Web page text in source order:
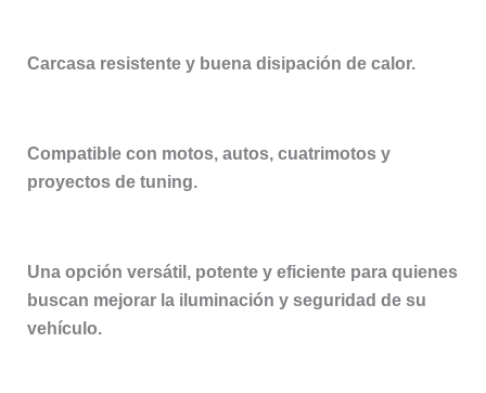
Carcasa resistente y buena disipación de calor.
Compatible con motos, autos, cuatrimotos y
proyectos de tuning.
Una opción versátil, potente y eficiente para quienes
buscan mejorar la iluminación y seguridad de su
vehículo.